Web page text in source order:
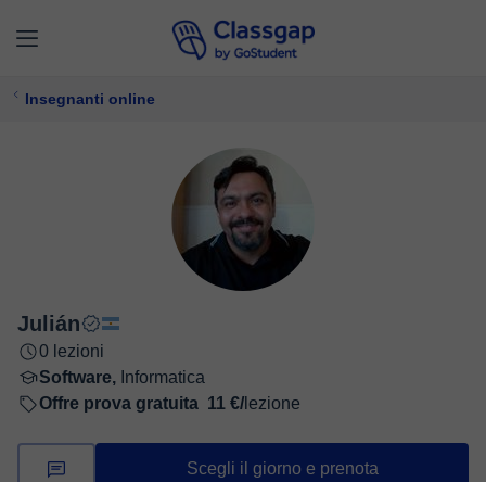
Insegnanti online
Julián
0 lezioni
Software, Informatica
Offre prova gratuita 11 €/ lezione
Scegli il giorno e prenota